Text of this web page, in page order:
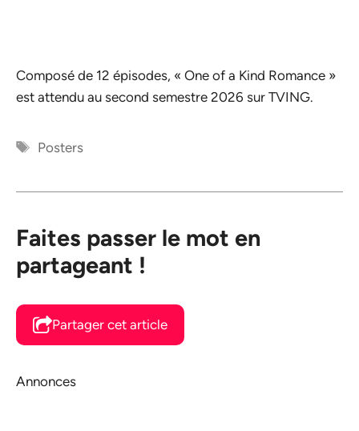
Composé de 12 épisodes, « One of a Kind Romance »
est attendu au second semestre 2026 sur TVING.
Étiquettes
Posters
Faites passer le mot en
partageant !
Partager cet article
Annonces